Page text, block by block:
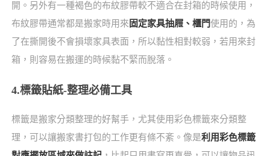
開。另外有一種褐色的布紋膠帶較不適合在封箱的時候使用，
布紋膠帶通常都是搬家時用來 固定家具抽屜、櫃門使用的，為
了在撕開後不會損壞家具表面，所以黏性相對較弱，若用來封
箱，則容易在搬運的時候黏不緊而脫落。
4.標籤貼紙-整理必備工具
標籤是搬家分類整理的好幫手，尤其使用彩色標籤來分類整
理，可以讓搬家書打包的工作更有條不紊。像是利用彩色標籤